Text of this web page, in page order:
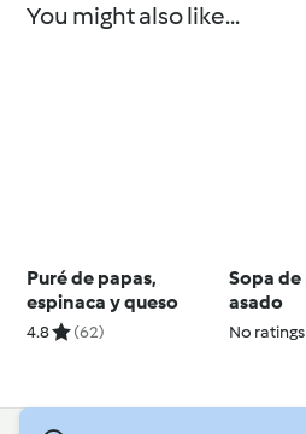
You might also like...
Puré de papas,
espinaca y queso
4.8 (62)
Sopa
asado
No ratings